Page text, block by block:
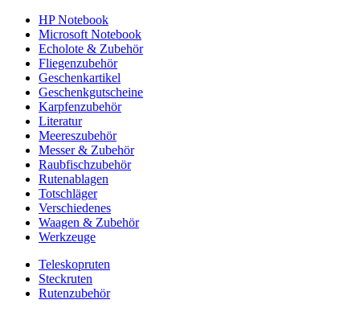
HP Notebook
Microsoft Notebook
Echolote & Zubehör
Fliegenzubehör
Geschenkartikel
Geschenkgutscheine
Karpfenzubehör
Literatur
Meereszubehör
Messer & Zubehör
Raubfischzubehör
Rutenablagen
Totschläger
Verschiedenes
Waagen & Zubehör
Werkzeuge
Teleskopruten
Steckruten
Rutenzubehör